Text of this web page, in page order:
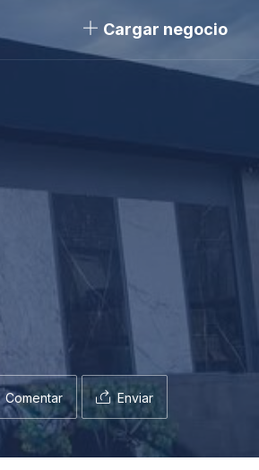
Cargar negocio
Comentar Enviar